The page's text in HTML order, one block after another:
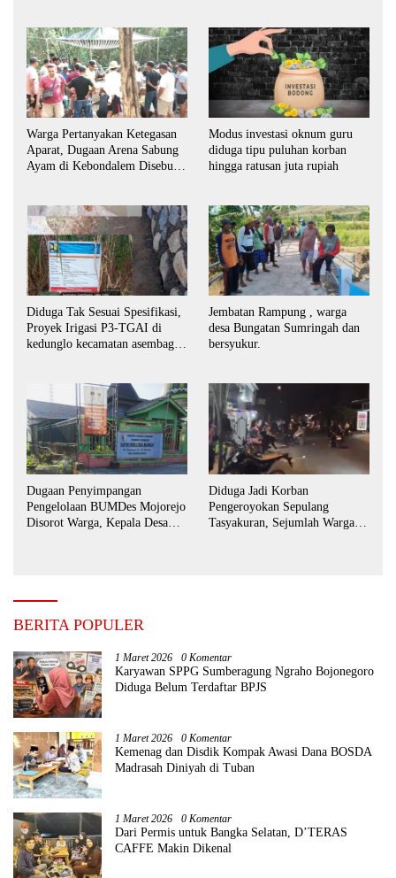
Warga Pertanyakan Ketegasan
Aparat, Dugaan Arena Sabung
Ayam di Kebondalem Disebut
Modus investasi oknum guru
diduga tipu puluhan korban
hingga ratusan juta rupiah
Diduga Tak Sesuai Spesifikasi,
Proyek Irigasi P3-TGAI di
kedunglo kecamatan asembagus
Jembatan Rampung , warga
desa Bungatan Sumringah dan
bersyukur.
Dugaan Penyimpangan
Pengelolaan BUMDes Mojorejo
Disorot Warga, Kepala Desa
Diduga Jadi Korban
Pengeroyokan Sepulang
Tasyakuran, Sejumlah Warga
BERITA POPULER
1 Maret 2026 0 Komentar
Karyawan SPPG Sumberagung Ngraho Bojonegoro
Diduga Belum Terdaftar BPJS
1 Maret 2026 0 Komentar
Kemenag dan Disdik Kompak Awasi Dana BOSDA
Madrasah Diniyah di Tuban
1 Maret 2026 0 Komentar
Dari Permis untuk Bangka Selatan, D’TERAS
CAFFE Makin Dikenal